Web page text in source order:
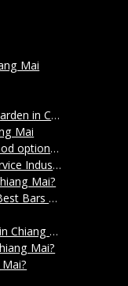
Mai
Mai?
Mai
Chiang Mai?
Chiang Mai
Mai?
Out with Friends
Mai?
Mai?